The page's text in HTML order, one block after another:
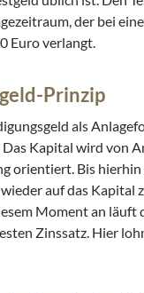
der bei
Euro verlangt.
Prinzip
als
Kapital wird von
orientiert. Bis hierhin
auf das Kapital
Moment an
Zinssatz. Hier